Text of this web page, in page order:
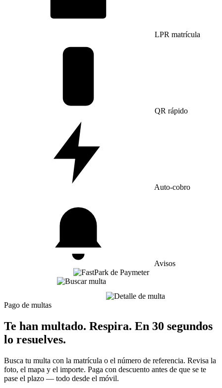
LPR matrícula
QR rápido
Auto-cobro
Avisos
Pago de multas
Te han multado. Respira. En 30 segundos
lo resuelves.
Busca tu multa con la matrícula o el número de referencia. Revisa la
foto, el mapa y el importe. Paga con descuento antes de que se te
pase el plazo — todo desde el móvil.